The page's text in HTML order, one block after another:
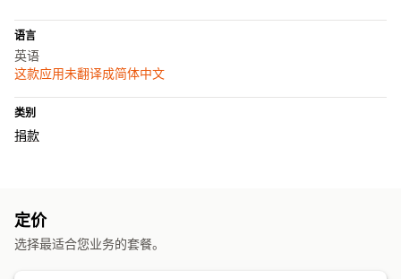
语言
英语
这款应用未翻译成简体中文
类别
捐款
定价
选择最适合您业务的套餐。